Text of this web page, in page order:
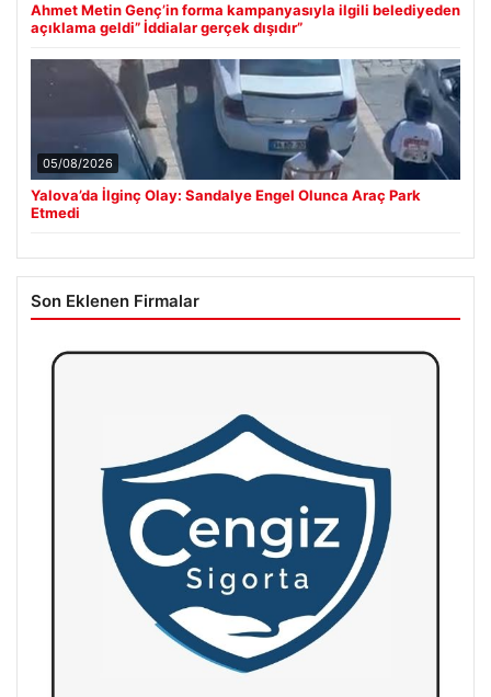
Ahmet Metin Genç’in forma kampanyasıyla ilgili belediyeden
açıklama geldi” İddialar gerçek dışıdır”
05/08/2026
Yalova’da İlginç Olay: Sandalye Engel Olunca Araç Park
Etmedi
Son Eklenen Firmalar